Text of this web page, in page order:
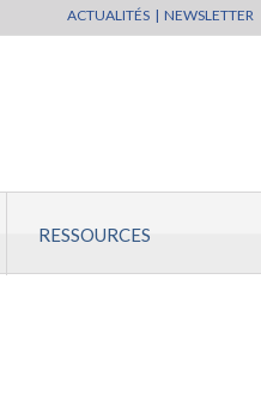
ACTUALITÉS | NEWSLETTER
RESSOURCES